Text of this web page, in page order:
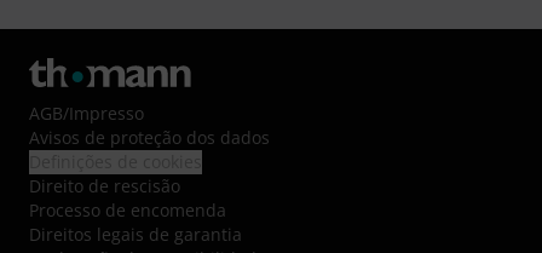
AGB/Impresso
Avisos de proteção dos dados
Direito de rescisão
Processo de encomenda
Direitos legais de garantia